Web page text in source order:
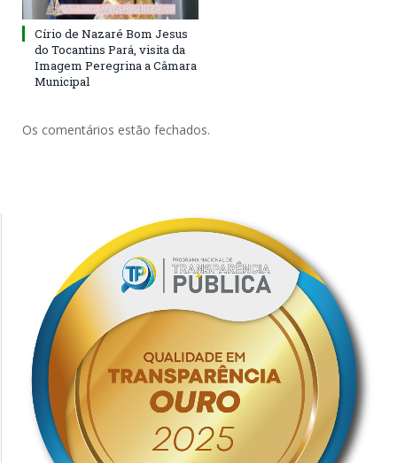
Círio de Nazaré Bom Jesus
do Tocantins Pará, visita da
Imagem Peregrina a Câmara
Municipal
Os comentários estão fechados.